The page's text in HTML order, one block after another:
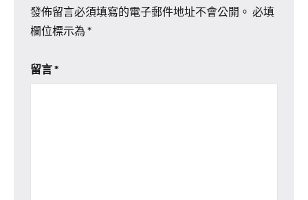
發佈留言必須填寫的電子郵件地址不會公開。 必填
欄位標示為 *
留言*